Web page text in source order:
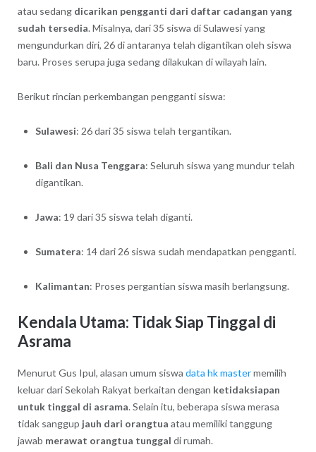
atau sedang dicarikan pengganti dari daftar cadangan yang
sudah tersedia. Misalnya, dari 35 siswa di Sulawesi yang
mengundurkan diri, 26 di antaranya telah digantikan oleh siswa
baru. Proses serupa juga sedang dilakukan di wilayah lain.
Berikut rincian perkembangan pengganti siswa:
Sulawesi: 26 dari 35 siswa telah tergantikan.
Bali dan Nusa Tenggara: Seluruh siswa yang mundur telah
digantikan.
Jawa: 19 dari 35 siswa telah diganti.
Sumatera: 14 dari 26 siswa sudah mendapatkan pengganti.
Kalimantan: Proses pergantian siswa masih berlangsung.
Kendala Utama: Tidak Siap Tinggal di
Asrama
Menurut Gus Ipul, alasan umum siswa data hk mastermemilih
keluar dari Sekolah Rakyat berkaitan dengan ketidaksiapan
untuk tinggal di asrama. Selain itu, beberapa siswa merasa
tidak sanggup jauh dari orangtua atau memiliki tanggung
jawab merawat orangtua tunggal di rumah.